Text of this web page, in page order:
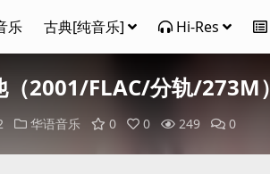
乐 古典[纯音乐] Hi-Res
（2001/FLAC/分轨/273M）
华语音乐 0 0 249 0